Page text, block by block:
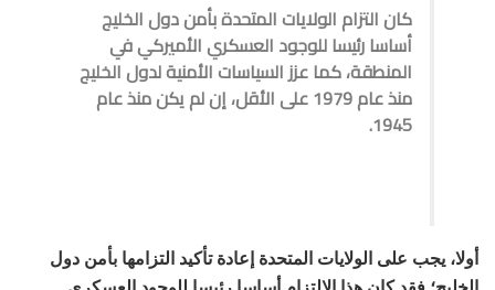
كان التزام الولايات المتحدة بأمن دول الخليج
أساسا رئيسا للوجود العسكري الأميركي في
المنطقة، كما عزز السياسات الأمنية لدول الخليج
منذ عام 1979 على الأقل، إن لم يكن منذ عام
1945.
أولا، يجب على الولايات المتحدة إعادة تأكيد التزامها بأمن دول